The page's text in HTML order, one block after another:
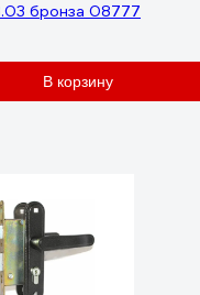
бронза 08777
В корзину